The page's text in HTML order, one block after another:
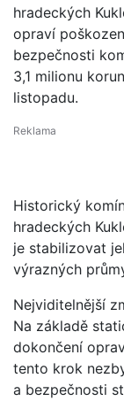
hradeckých
opraví
bezpečnosti
3,1 milionu
listopadu.
Historický
hradeckých
je stabilizovat
výrazných
Nejviditelnější
Na základě
dokončení
tento krok
a bezpečnosti